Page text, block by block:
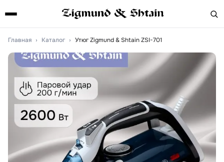
Главная › Каталог › Утюг Zigmund & Shtain ZSI-701